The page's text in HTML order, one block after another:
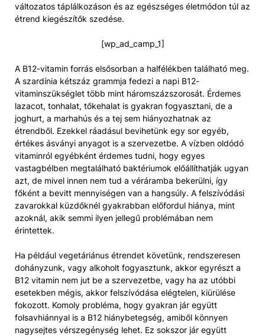
változatos táplálkozáson és az egészséges életmódon túl az
étrend kiegészítők szedése.
[wp_ad_camp_1]
A B12-vitamin forrás elsősorban a halfélékben található meg.
A szardínia kétszáz grammja fedezi a napi B12-
vitaminszükséglet több mint háromszázszorosát. Érdemes
lazacot, tonhalat, tőkehalat is gyakran fogyasztani, de a
joghurt, a marhahús és a tej sem hiányozhatnak az
étrendből. Ezekkel ráadásul bevihetünk egy sor egyéb,
értékes ásványi anyagot is a szervezetbe. A vízben oldódó
vitaminról egyébként érdemes tudni, hogy egyes
vastagbélben megtalálható baktériumok előállíthatják ugyan
azt, de mivel innen nem tud a véráramba bekerülni, így
főként a bevitt mennyiségen van a hangsúly. A felszívódási
zavarokkal küzdőknél gyakrabban előfordul hiánya, mint
azoknál, akik semmi ilyen jellegű problémában nem
érintettek.
Ha például vegetáriánus étrendet követünk, rendszeresen
dohányzunk, vagy alkoholt fogyasztunk, akkor egyrészt a
B12 vitamin nem jut be a szervezetbe, vagy ha az utóbbi
esetekben mégis, akkor felszívódása elégtelen, kiürülése
fokozott. Komoly probléma, hogy gyakran jár együtt
folsavhiánnyal is a B12 hiánybetegség, amiből könnyen
nagysejtes vérszegénység lehet. Ez sokszor jár együtt